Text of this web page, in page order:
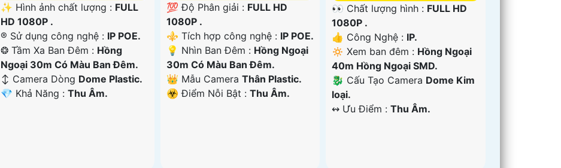
✨ Hình ảnh chất lượng : FULL
HD 1080P .
®️ Sử dụng công nghệ : IP POE.
❂ Tầm Xa Ban Đêm : Hồng
Ngoại 30m Có Màu Ban Ðêm.
↕️ Camera Dòng Dome Plastic.
️💎 Khả Năng :Thu Âm.
💯 Độ Phân giải : FULL HD
1080P .
⚜️ Tích hợp công nghệ : IP POE.
💡 Nhìn Ban Đêm : Hồng Ngoại
30m Có Màu Ban Ðêm.
👑 Mẫu Camera Thân Plastic.
️☣️ Điểm Nỗi Bật : Thu Âm.
👀 Chất lượng hình : FULL HD
1080P .
👍 Công Nghệ : IP.
🔅 Xem ban đêm : Hồng Ngoại
40m Hồng Ngoại SMD.
🐉️ Cấu Tạo Camera Dome Kim
loại.
️↭ Ưu Điểm :Thu Âm.